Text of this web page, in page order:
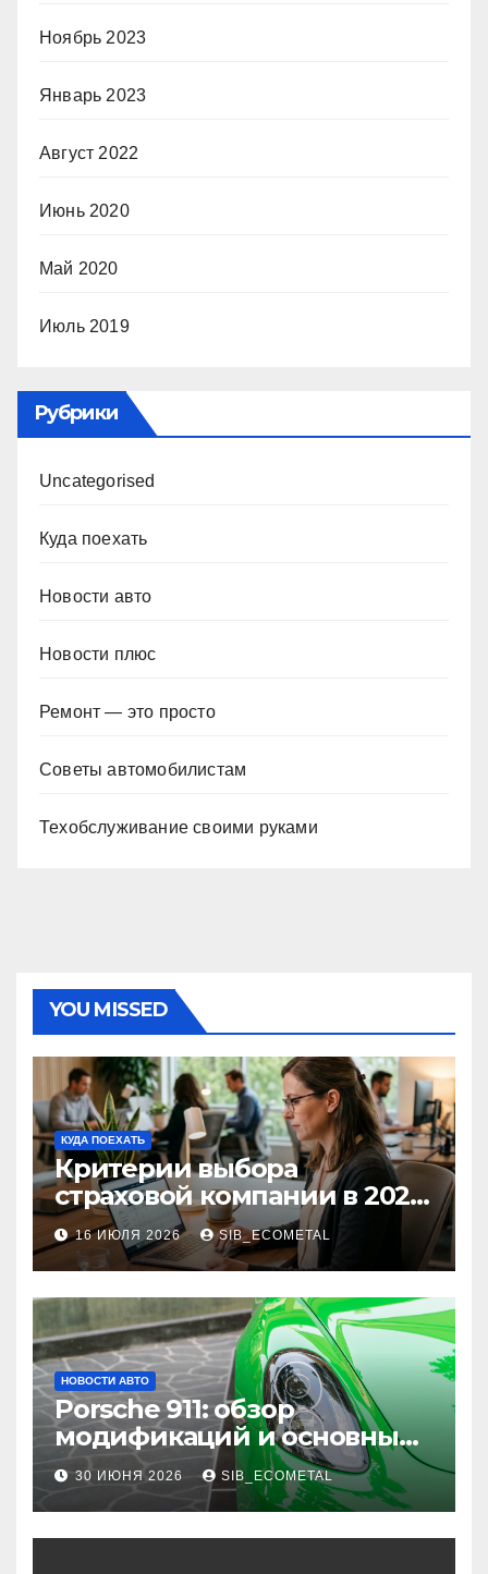
Ноябрь 2023
Январь 2023
Август 2022
Июнь 2020
Май 2020
Июль 2019
Рубрики
Uncategorised
Куда поехать
Новости авто
Новости плюс
Ремонт — это просто
Советы автомобилистам
Техобслуживание своими руками
YOU MISSED
КУДА ПОЕХАТЬ
Критерии выбора
страховой компании в 2026
году: надежность и
реальные отзывы о
выплатах
16 ИЮЛЯ 2026 SIB_ECOMETAL
НОВОСТИ АВТО
Porsche 911: обзор
модификаций и основные
характеристики
30 ИЮНЯ 2026 SIB_ECOMETAL